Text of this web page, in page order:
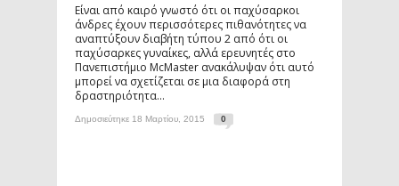
Είναι από καιρό γνωστό ότι οι παχύσαρκοι
άνδρες έχουν περισσότερες πιθανότητες να
αναπτύξουν διαβήτη τύπου 2 από ότι οι
παχύσαρκες γυναίκες, αλλά ερευνητές στο
Πανεπιστήμιο McMaster ανακάλυψαν ότι αυτό
μπορεί να σχετίζεται σε μια διαφορά στη
δραστηριότητα...
Δημοσιεύτηκε 18 Μαρτίου, 2015 0